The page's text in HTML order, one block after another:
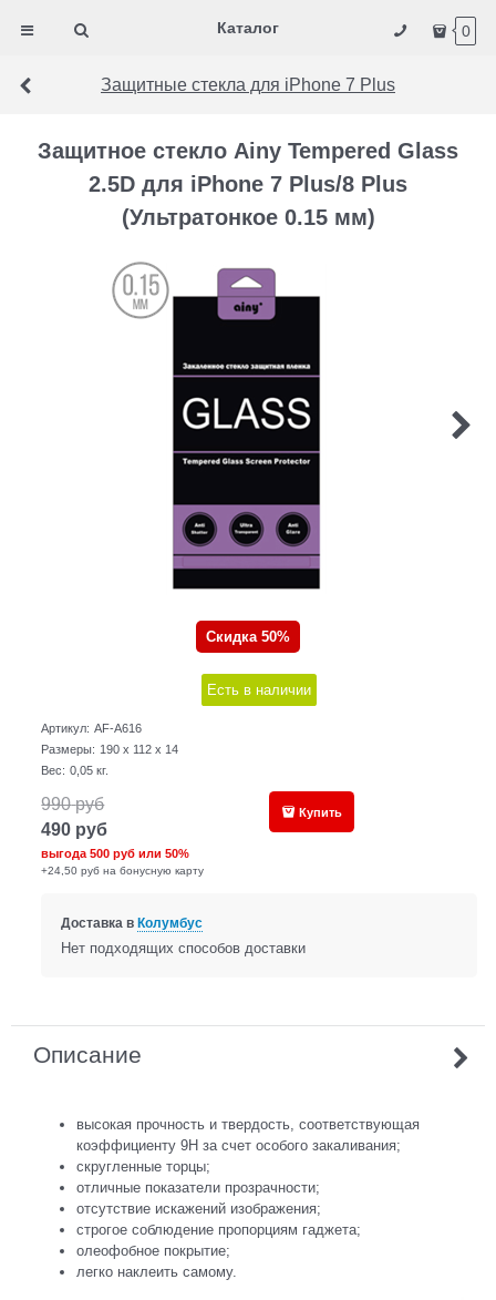
Каталог 0
Защитные стекла для iPhone 7 Plus
Защитное стекло Ainy Tempered Glass
2.5D для iPhone 7 Plus/8 Plus
(Ультратонкое 0.15 мм)
Скидка 50%
Есть в наличии
Артикул: AF-A616
Размеры: 190 x 112 x 14
Вес: 0,05 кг.
990 руб
490 руб
выгода500 руб или50%
+24,50 руб на бонусную карту
Купить
Доставка в Колумбус
Нет подходящих способов доставки
Описание
высокая прочность и твердость, соответствующая
коэффициенту 9Н за счет особого закаливания;
скругленные торцы;
отличные показатели прозрачности;
отсутствие искажений изображения;
строгое соблюдение пропорциям гаджета;
олеофобное покрытие;
легко наклеить самому.